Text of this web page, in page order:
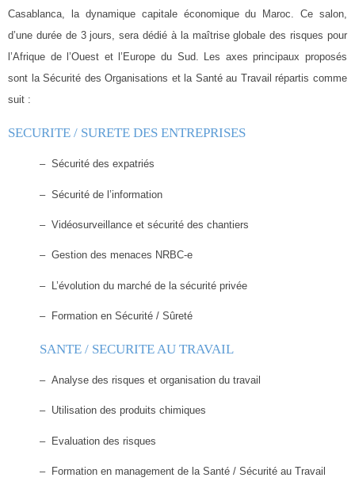
Casablanca, la dynamique capitale économique du Maroc. Ce salon,
d’une durée de 3 jours, sera dédié à la maîtrise globale des risques pour
l’Afrique de l’Ouest et l’Europedu Sud. Les axes principaux proposés
sont la Sécurité des Organisations et la Santé au Travail répartis comme
suit :
SECURITE / SURETE DES ENTREPRISES
– Sécurité des expatriés
– Sécurité de l’information
– Vidéosurveillance et sécurité des chantiers
– Gestion des menaces NRBC-e
– L’évolution du marché de la sécurité privée
– Formation en Sécurité / Sûreté
SANTE / SECURITE AU TRAVAIL
– Analyse des risques et organisation du travail
– Utilisation des produits chimiques
– Evaluation des risques
– Formation en management de la Santé / Sécurité au Travail